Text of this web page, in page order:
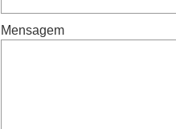
Mensagem